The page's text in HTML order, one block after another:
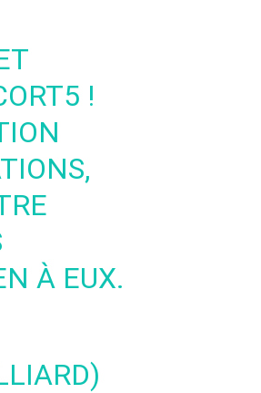
!
À EUX.